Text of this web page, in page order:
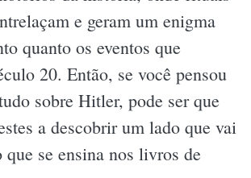
e geram um enigma
quanto os eventos que
20. Então, se você pensou
sobre Hitler, pode ser que
a descobrir um lado que vai
se ensina nos livros de